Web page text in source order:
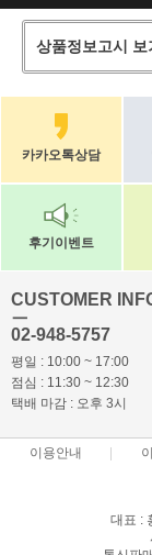
상품정보고시 보
카카오톡상담
후기이벤트
CUSTOMER
ㅡ
02-948-5757
평일 : 10:00 ~ 17:00
점심 : 11:30 ~ 12:30
택배 마감 : 오후 3시
이용안내
대표 :